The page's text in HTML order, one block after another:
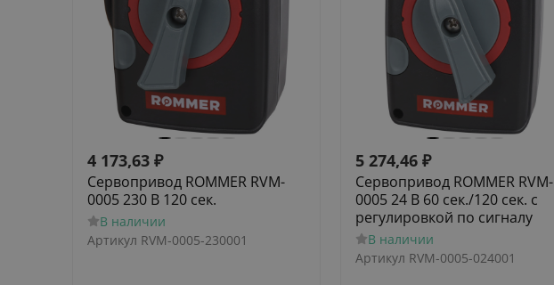
4 173,63 ₽
Сервопривод ROMMER RVM-
0005 230 В 120 сек.
В наличии
Артикул RVM-0005-230001
5 274,46 ₽
Сервопривод ROMMER RVM-
0005 24 В 60 сек./120 сек. c
регулировкой по сигналу
В наличии
Артикул RVM-0005-024001